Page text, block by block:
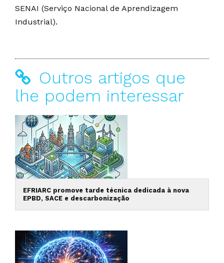
SENAI (Serviço Nacional de Aprendizagem
Industrial).
Outros artigos que
lhe podem interessar
EFRIARC promove tarde técnica dedicada à nova
EPBD, SACE e descarbonização